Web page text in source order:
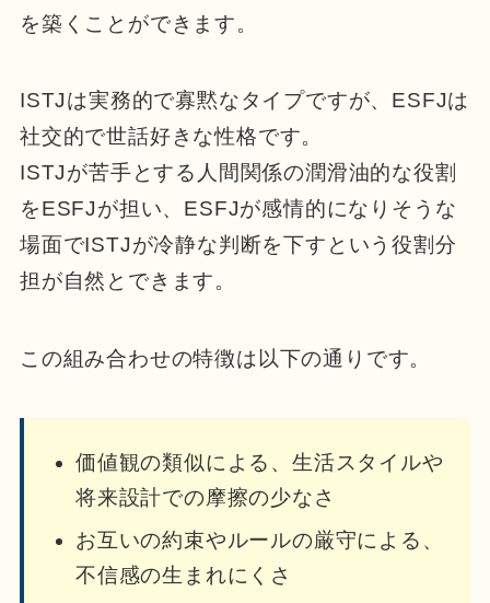
を築くことができます。
ISTJは実務的で寡黙なタイプですが、ESFJは
社交的で世話好きな性格です。
ISTJが苦手とする人間関係の潤滑油的な役割
をESFJが担い、ESFJが感情的になりそうな
場面でISTJが冷静な判断を下すという役割分
担が自然とできます。
この組み合わせの特徴は以下の通りです。
価値観の類似による、生活スタイルや
将来設計での摩擦の少なさ
お互いの約束やルールの厳守による、
不信感の生まれにくさ